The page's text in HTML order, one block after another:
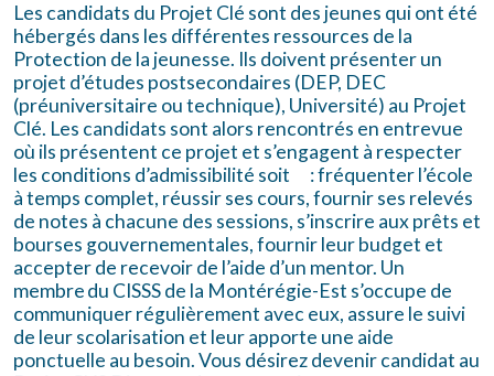
Les candidats du Projet Clé sont des jeunes qui ont été
hébergés dans les différentes ressources de la
Protection de la jeunesse. Ils doivent présenter un
projet d’études postsecondaires (DEP, DEC
(préuniversitaire ou technique), Université) au Projet
Clé. Les candidats sont alors rencontrés en entrevue
où ils présentent ce projet et s’engagent à respecter
les conditions d’admissibilité soit
: fréquenter l’école
à temps complet, réussir ses cours, fournir ses relevés
de notes à chacune des sessions, s’inscrire aux prêts et
bourses gouvernementales, fournir leur budget et
accepter de recevoir de l’aide d’un mentor. Un
membre du CISSS de la Montérégie-Est s’occupe de
communiquer régulièrement avec eux, assure le suivi
de leur scolarisation et leur apporte une aide
ponctuelle au besoin.Vous désirez devenir candidat au